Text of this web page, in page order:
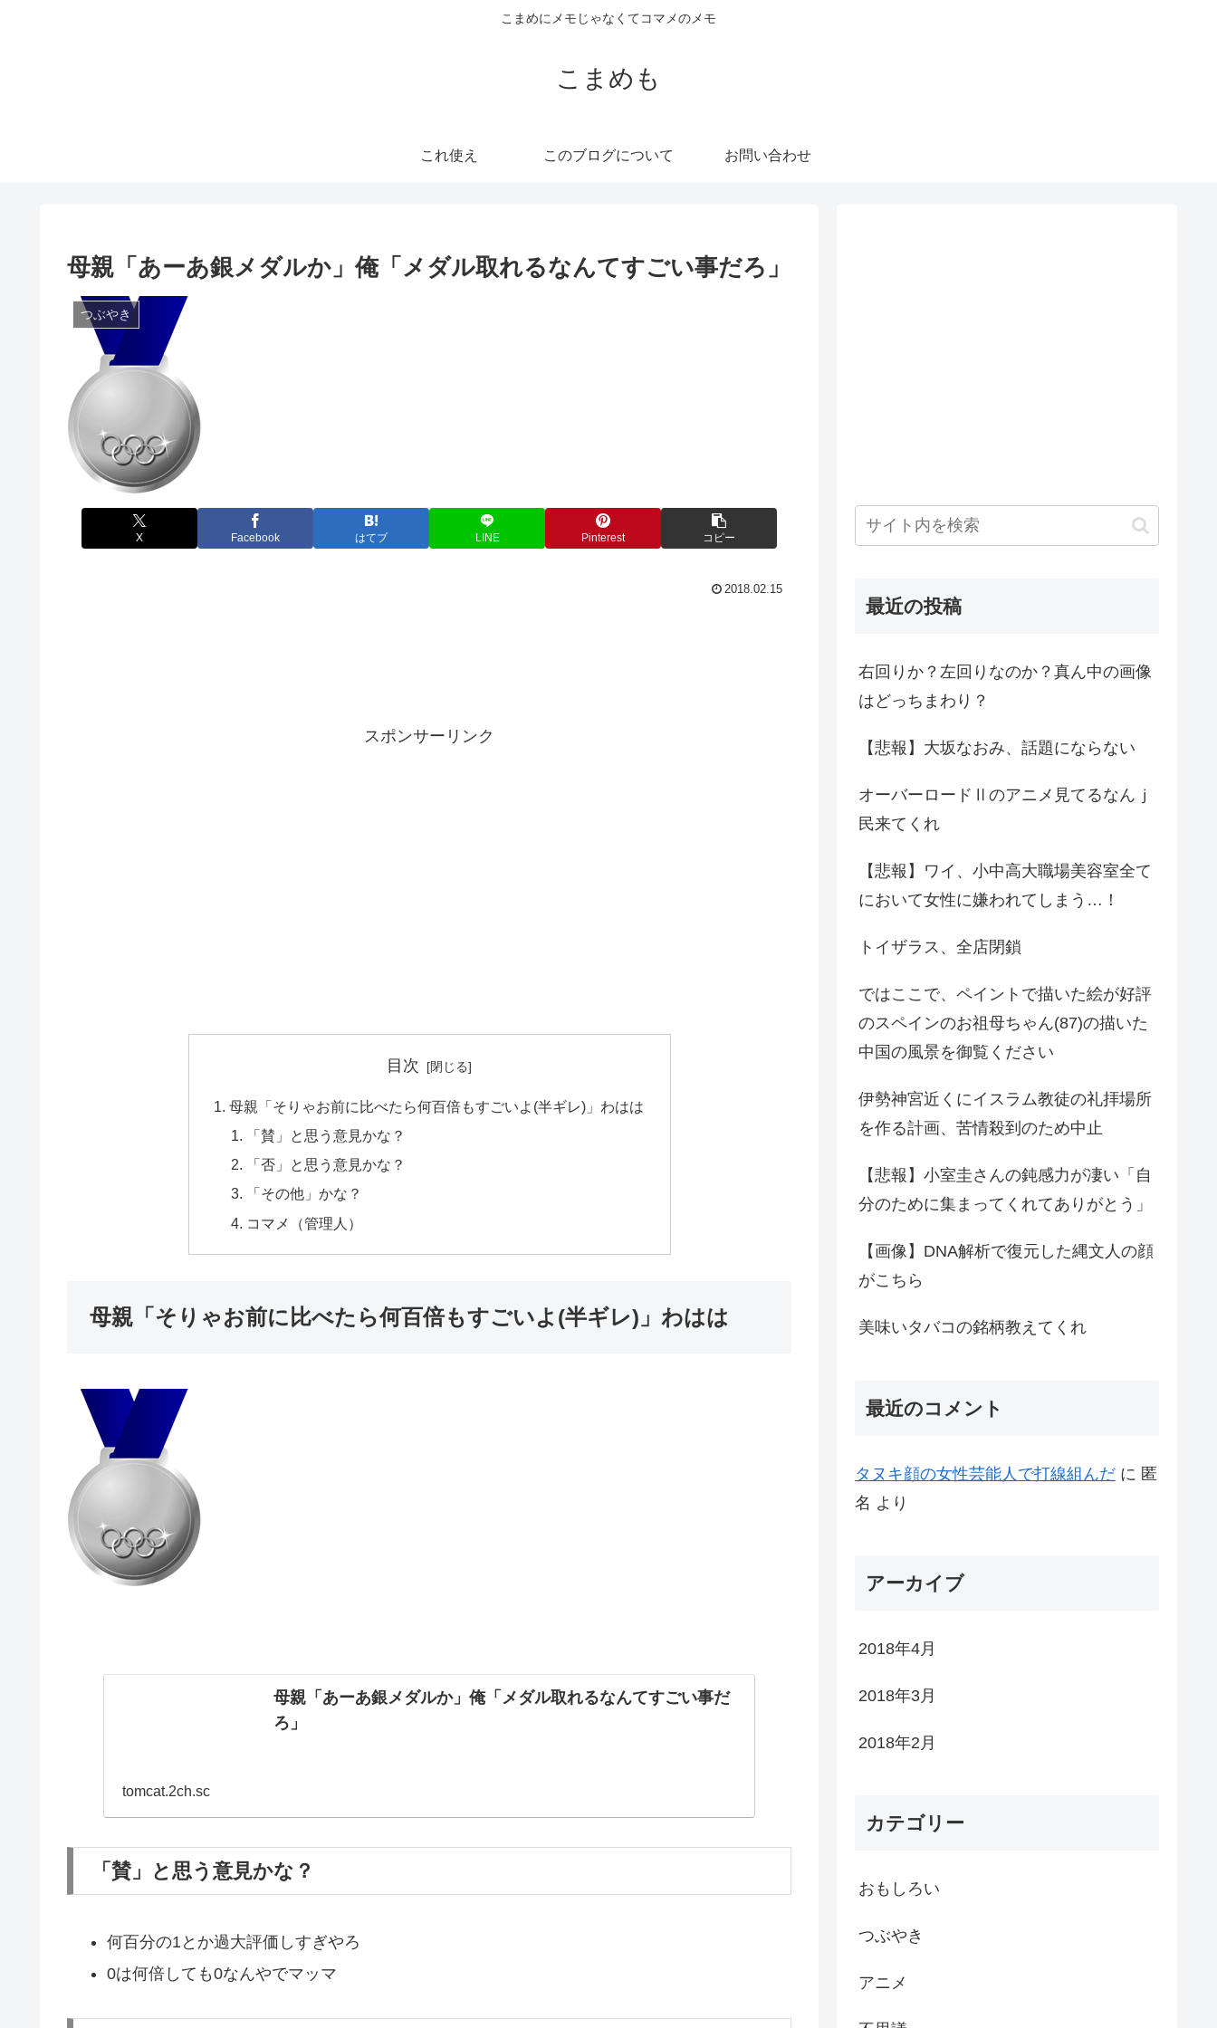
こまめにメモじゃなくてコマメのメモ
こまめも
これ使え このブログについて お問い合わせ
母親「あーあ銀メダルか」俺「メダル取れるなんてすごい事だろ」
つぶやき
X Facebook はてブ LINE Pinterest コピー
2018.02.15
スポンサーリンク
目次
母親「そりゃお前に比べたら何百倍もすごいよ(半ギレ)」わはは
「賛」と思う意見かな？
「否」と思う意見かな？
「その他」かな？
コマメ（管理人）
母親「そりゃお前に比べたら何百倍もすごいよ(半ギレ)」わはは
母親「あーあ銀メダルか」俺「メダル取れるなんてすごい事だ
ろ」
tomcat.2ch.sc
「賛」と思う意見かな？
何百分の1とか過大評価しすぎやろ
0は何倍しても0なんやでマッマ
最近の投稿
右回りか？左回りなのか？真ん中の画像
はどっちまわり？
【悲報】大坂なおみ、話題にならない
オーバーロードⅡのアニメ見てるなんｊ
民来てくれ
【悲報】ワイ、小中高大職場美容室全て
において女性に嫌われてしまう…！
トイザラス、全店閉鎖
ではここで、ペイントで描いた絵が好評
のスペインのお祖母ちゃん(87)の描いた
中国の風景を御覧ください
伊勢神宮近くにイスラム教徒の礼拝場所
を作る計画、苦情殺到のため中止
【悲報】小室圭さんの鈍感力が凄い「自
分のために集まってくれてありがとう」
【画像】DNA解析で復元した縄文人の顔
がこちら
美味いタバコの銘柄教えてくれ
最近のコメント
タヌキ顔の女性芸能人で打線組んだ に 匿
名 より
アーカイブ
2018年4月
2018年3月
2018年2月
カテゴリー
おもしろい
つぶやき
アニメ